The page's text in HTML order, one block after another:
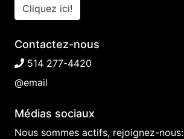
Cliquez ici!
Contactez-nous
514 277-4420
@email
Médias sociaux
Nous sommes actifs, rejoignez-nous: